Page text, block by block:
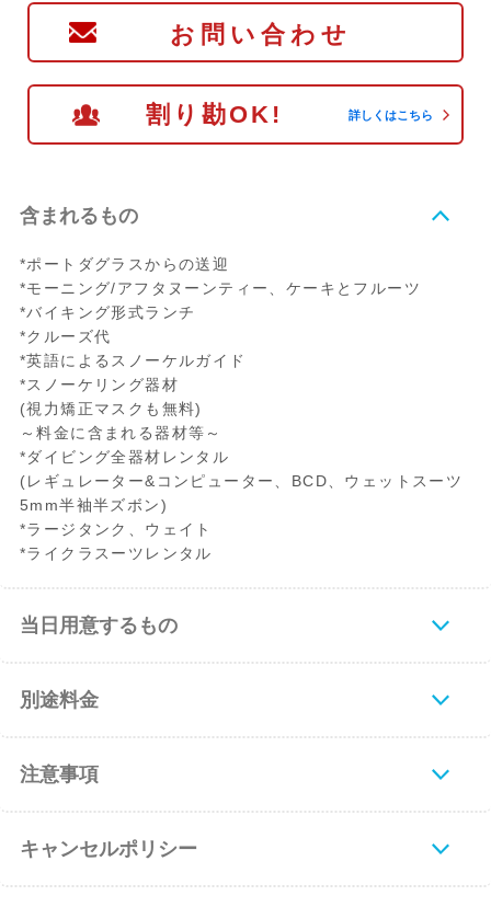
お問い合わせ
割り勘OK! 詳しくはこちら
含まれるもの
*ポートダグラスからの送迎
*モーニング/アフタヌーンティー、ケーキとフルーツ
*バイキング形式ランチ
*クルーズ代
*英語によるスノーケルガイド
*スノーケリング器材
(視力矯正マスクも無料)
～料金に含まれる器材等～
*ダイビング全器材レンタル
(レギュレーター&コンピューター、BCD、ウェットスーツ
5mm半袖半ズボン)
*ラージタンク、ウェイト
*ライクラスーツレンタル
当日用意するもの
別途料金
注意事項
キャンセルポリシー